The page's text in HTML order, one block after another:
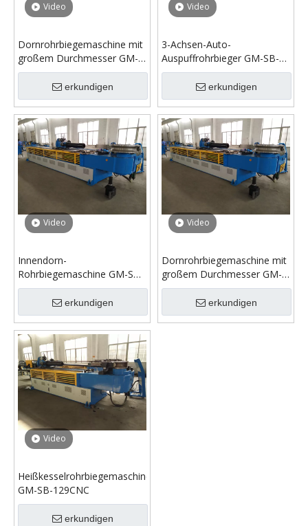
Video
Dornrohrbiegemaschine mit
großem Durchmesser GM-
SB-140CNC-2A-1S
erkundigen
Video
3-Achsen-Auto-
Auspuffrohrbieger GM-SB-
140CNC-2A-1S
erkundigen
Video
Innendorn-
Rohrbiegemaschine GM-SB-
140CNC
erkundigen
Video
Dornrohrbiegemaschine mit
großem Durchmesser GM-
SB-140CNC-2A-1S
erkundigen
Video
Heißkesselrohrbiegemaschine
GM-SB-129CNC
erkundigen